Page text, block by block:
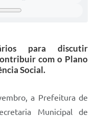
para discutir
com o Plano
Social.
a Prefeitura de
Municipal de